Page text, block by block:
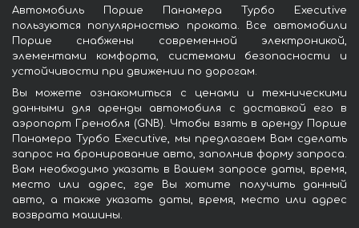
Автомобиль Порше Панамера Турбо Executive
пользуются популярностью проката. Все автомобили
Порше снабжены современной электроникой,
элементами комфорта, системами безопасности и
устойчивости при движении по дорогам.
Вы можете ознакомиться с ценами и техническими
данными для аренды автомобиля с доставкой его в
аэропорт Гренобля (GNB). Чтобы взять в аренду Порше
Панамера Турбо Executive, мы предлагаем Вам сделать
запрос на бронирование авто, заполнив форму запроса.
Вам необходимо указать в Вашем запросе даты, время,
место или адрес, где Вы хотите получить данный
авто, а также указать даты, время, место или адрес
возврата машины.